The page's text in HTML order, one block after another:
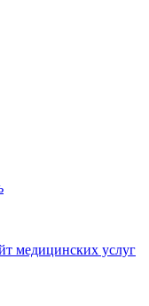
медицинских услуг